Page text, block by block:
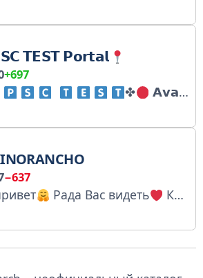
𝗧𝗘𝗦𝗧 𝗣𝗼𝗿𝘁𝗮𝗹
+697
✤ 𝗔𝘃𝗮𝗶𝗹𝗮𝗯𝗹𝗲 𝗛𝗲𝗿𝗲
−637
Рада Вас видеть Ко мне за позитивом